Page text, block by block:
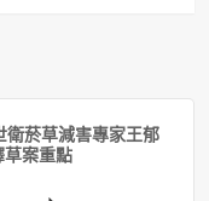
菸草減害專家王郁
案重點